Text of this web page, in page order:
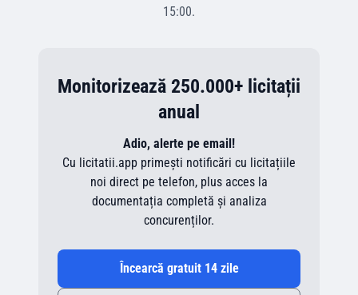
15:00.
Monitorizează 250.000+ licitații
anual
Adio, alerte pe email!
Cu licitatii.app primești notificări cu licitațiile
noi direct pe telefon, plus acces la
documentația completă și analiza
concurenților.
Încearcă gratuit 14 zile